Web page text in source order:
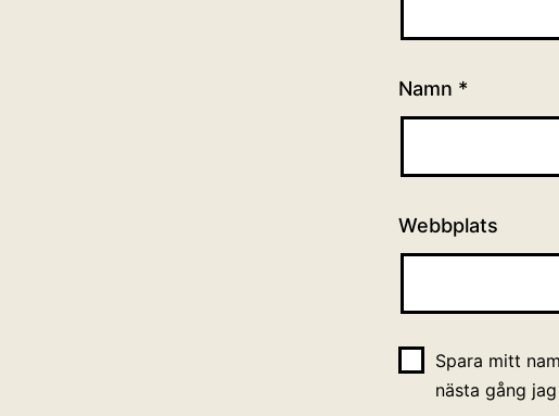
Namn *
Webbplats
Spara mitt
nästa gång